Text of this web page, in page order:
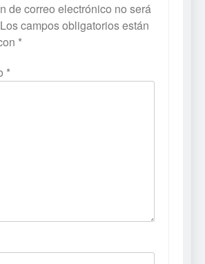
de correo electrónico no será
Los campos obligatorios están
*
*